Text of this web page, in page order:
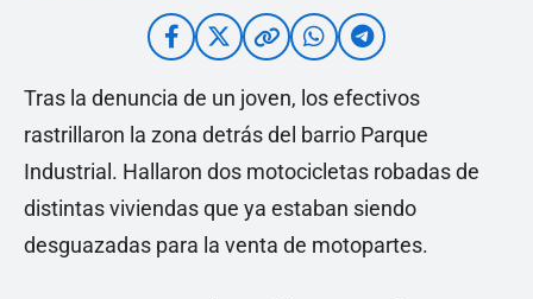
Tras la denuncia de un joven, los efectivos
rastrillaron la zona detrás del barrio Parque
Industrial. Hallaron dos motocicletas robadas de
distintas viviendas que ya estaban siendo
desguazadas para la venta de motopartes.